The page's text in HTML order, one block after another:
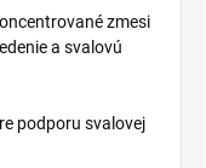
zmesi
a svalovú
podporu svalovej